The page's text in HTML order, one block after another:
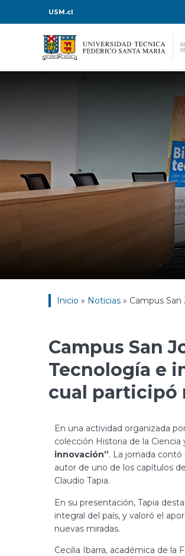
USM.cl
Inicio » Noticias » Campus
Campus San
Tecnología e
cual participó
En una actividad organizada
colección Historia de la
innovación”. La jornada
autor de uno de los capítulos
Claudio Tapia.
En su presentación, Tapia
integral del país, y valoró el
nuevas miradas.
Cecilia Ibarra, académica de la